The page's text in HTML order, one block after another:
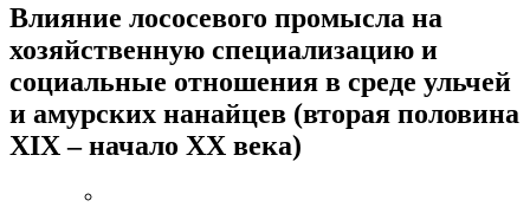
Влияние лососевого промысла на
хозяйственную специализацию и
социальные отношения в среде ульчей
и амурских нанайцев (вторая половина
XIX – начало XX века)